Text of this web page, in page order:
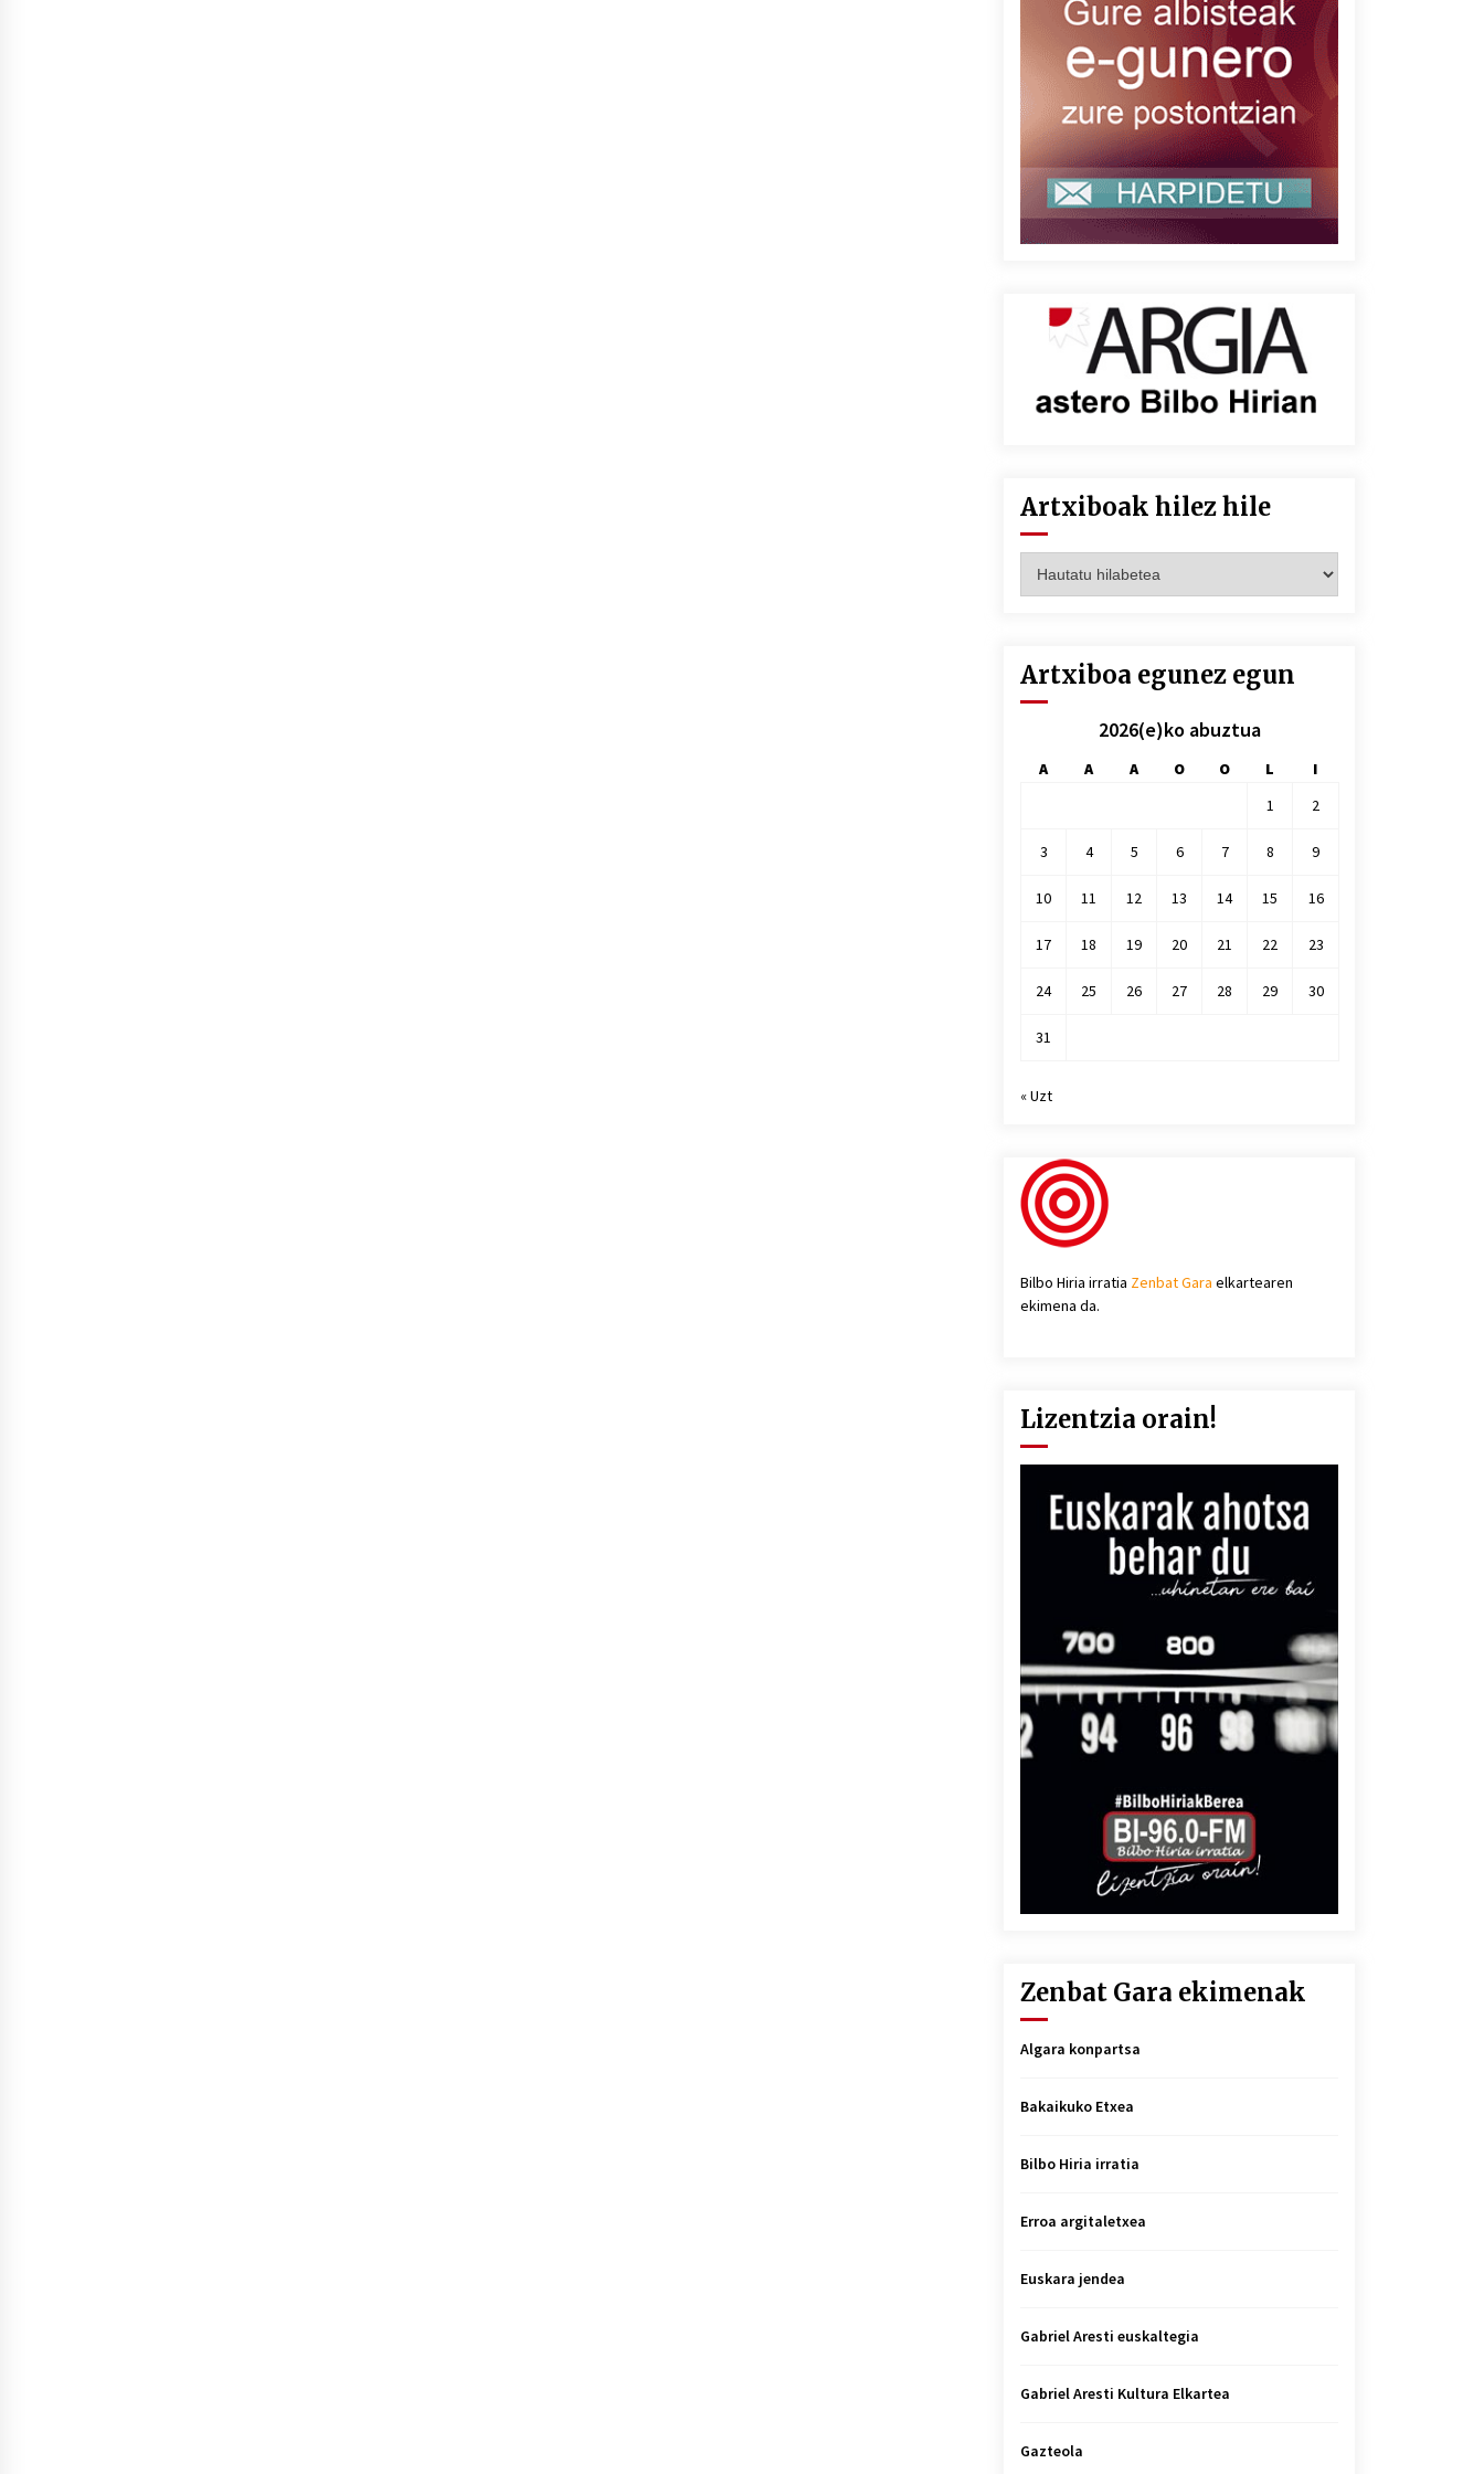
Artxiboak hilez hile
hilez
Artxiboa egunez egun
2026(e)ko abuztua
A A A O O L
I
1
2
3 4 5 6 7 8 9
10 11 12 13 14 15 16
17 18 19 20 21 22 23
24 25 26 27 28 29 30
31
« Uzt
Bilbo Hiria irratia Zenbat Gara elkartearen
ekimena da.
Lizentzia orain!
Zenbat Gara ekimenak
Algara konpartsa
Bakaikuko Etxea
Bilbo Hiria irratia
Erroa argitaletxea
Euskara jendea
Gabriel Aresti euskaltegia
Gabriel Aresti Kultura Elkartea
Gazteola